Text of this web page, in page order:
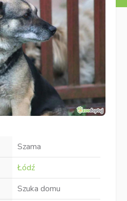
Szama
Łódź
Szuka domu